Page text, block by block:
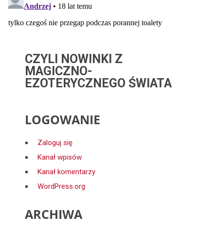
CZYLI NOWINKI Z
MAGICZNO-
EZOTERYCZNEGO ŚWIATA
LOGOWANIE
Zaloguj się
Kanał wpisów
Kanał komentarzy
WordPress.org
ARCHIWA